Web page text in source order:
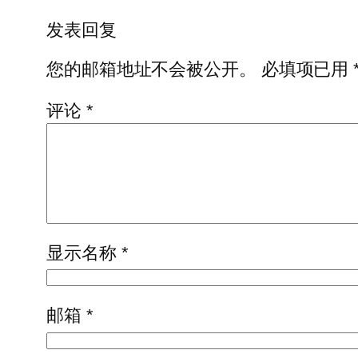
发表回复
您的邮箱地址不会被公开。
必填项已用
评论 *
显示名称 *
邮箱 *